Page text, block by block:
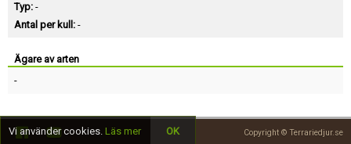
Typ: -
Antal per kull: -
Ägare av arten
-
Copyright © Terrariedjur.se
Vi använder cookies. Läs mer OK